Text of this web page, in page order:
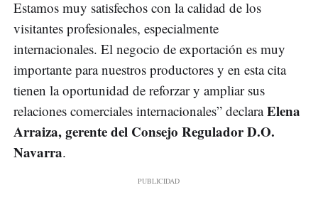
Estamos muy satisfechos con la calidad de los
visitantes profesionales, especialmente
internacionales. El negocio de exportación es muy
importante para nuestros productores y en esta cita
tienen la oportunidad de reforzar y ampliar sus
relaciones comerciales internacionales” declaraElena
Arraiza, gerente del Consejo Regulador D.O.
Navarra.